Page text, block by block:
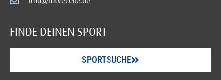
FINDE DEINEN SPORT
SPORTSUCHE